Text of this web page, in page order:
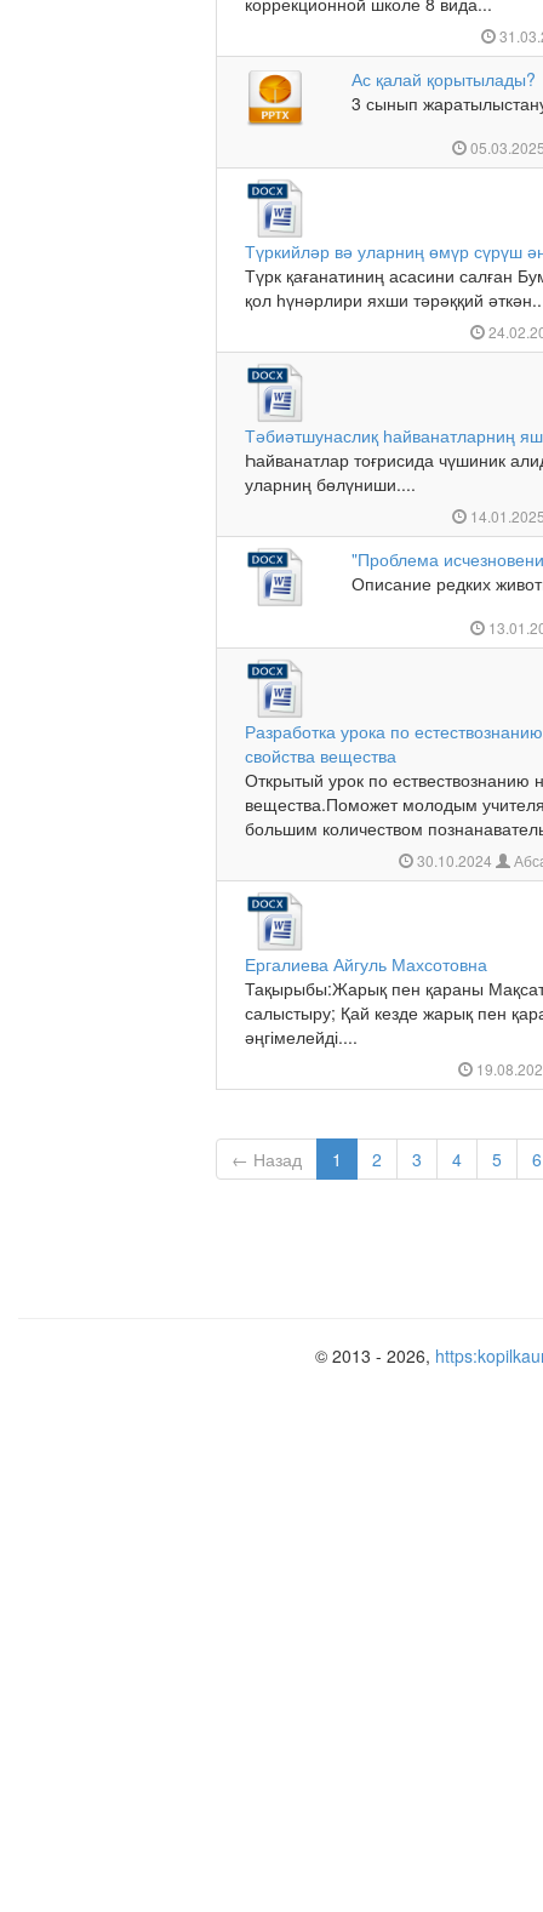
Ас қалай қорытылады?
3 сынып
Түркийләр вә уларниң өмүр сүрүш
Түрк қағанатиниң асасини салған
қол һүнәрлири яхши тәрәққий
Тәбиәтшунаслиқ һайванатларниң
Һайванатлар тоғрисида чүшиник
уларниң бөлүниши....
"Проблема
Описание редких
Разработка урока по
свойства вещества
Открытый урок по ествествознанию
вещества.Поможет молодым
большим количеством
30.10.2024
Ергалиева Айгуль Махсотовна
Тақырыбы:Жарық пен қараны
салыстыру; Қай кезде жарық пен
әңгімелейді....
← Назад 1 2 3 4 5 6
© 2013 - 2026,